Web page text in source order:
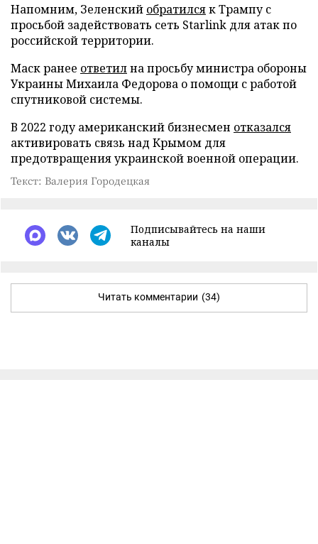
Напомним, Зеленский обратилсяк Трампу с
просьбой задействовать сеть Starlink для атак по
российской территории.
Маск ранее ответилна просьбу министра обороны
Украины Михаила Федорова о помощи с работой
спутниковой системы.
В 2022 году американский бизнесмен отказался
активировать связь над Крымом для
предотвращения украинской военной операции.
Текст: Валерия Городецкая
Подписывайтесь на наши
каналы
Читать комментарии (34)